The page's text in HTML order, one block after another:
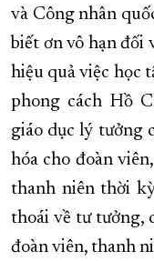
và Công nhân
biết ơn vô hạn đối
hiệu quả việc học
phong cách Hồ
giáo dục lý tưởng
hóa cho đoàn
thanh niên thời
thoái về tư tưởng,
đoàn viên, thanh